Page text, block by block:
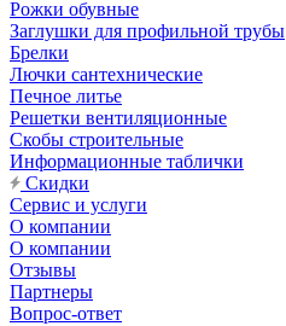
Рожки обувные
Заглушки для профильной трубы
Брелки
Лючки сантехнические
Печное литье
Решетки вентиляционные
Скобы строительные
Информационные таблички
Скидки
Сервис и услуги
О компании
О компании
Отзывы
Партнеры
Вопрос-ответ